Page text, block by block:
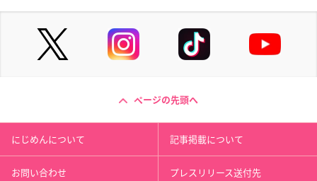
ページの先頭へ
にじめんについて 記事掲載について
お問い合わせ プレスリリース送付先